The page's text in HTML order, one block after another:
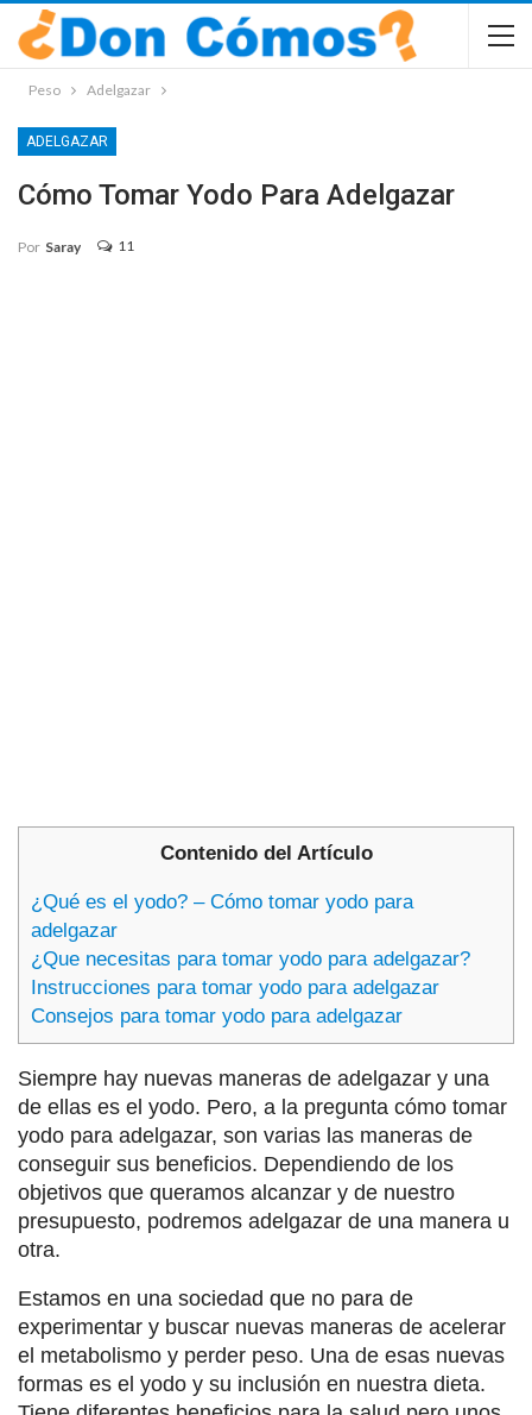
Peso Adelgazar
ADELGAZAR
Cómo Tomar Yodo Para Adelgazar
Por Saray 11
Contenido del Artículo
¿Qué es el yodo? – Cómo tomar yodo para
adelgazar
¿Que necesitas para tomar yodo para adelgazar?
Instrucciones para tomar yodo para adelgazar
Consejos para tomar yodo para adelgazar
Siempre hay nuevas maneras de adelgazar y una
de ellas es el yodo. Pero, a la pregunta cómo tomar
yodo para adelgazar, son varias las maneras de
conseguir sus beneficios. Dependiendo de los
objetivos que queramos alcanzar y de nuestro
presupuesto, podremos adelgazar de una manera u
otra.
Estamos en una sociedad que no para de
experimentar y buscar nuevas maneras de acelerar
el metabolismo y perder peso. Una de esas nuevas
formas es el yodo y su inclusión en nuestra dieta.